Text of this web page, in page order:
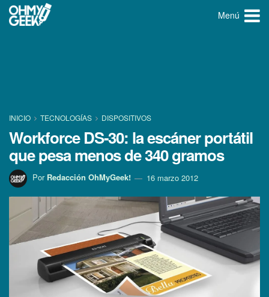
Menú
INICIO TECNOLOGÍ­AS DISPOSITIVOS
Workforce DS-30: la escáner portátil
que pesa menos de 340 gramos
Por Redacción OhMyGeek! 16 marzo 2012